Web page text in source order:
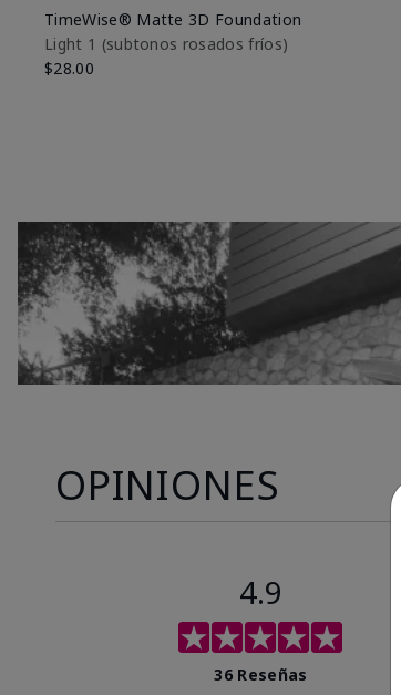
TimeWise® Matte 3D Foundation
Light 1​ (subtonos rosados fríos)
$28.00
OPINIONES
4.9
36 Reseñas